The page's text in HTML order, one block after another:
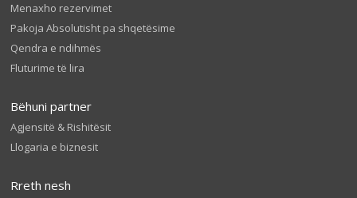
Menaxho rezervimet
Pakoja Absolutisht pa shqetësime
Qendra e ndihmës
Fluturime të lira
Bëhuni partner
Agjensitë & Rishitësit
Llogaria e biznesit
Rreth nesh